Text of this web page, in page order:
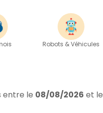
Robots & Véhicules
entre le 08/08/2026 et le